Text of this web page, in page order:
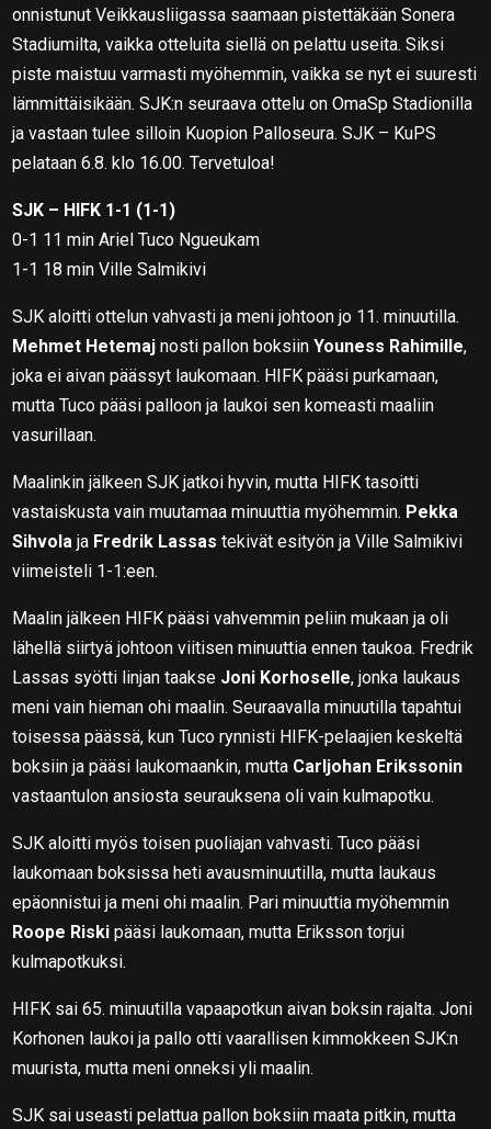
onnistunut Veikkausliigassa saamaan pistettäkään Sonera
Stadiumilta, vaikka otteluita siellä on pelattu useita. Siksi
piste maistuu varmasti myöhemmin, vaikka se nyt ei suuresti
lämmittäisikään. SJK:n seuraava ottelu on OmaSp Stadionilla
ja vastaan tulee silloin Kuopion Palloseura. SJK – KuPS
pelataan 6.8. klo 16.00. Tervetuloa!
SJK – HIFK 1-1 (1-1)
0-1 11 min Ariel Tuco Ngueukam
1-1 18 min Ville Salmikivi
SJK aloitti ottelun vahvasti ja meni johtoon jo 11. minuutilla.
Mehmet Hetemaj nosti pallon boksiinYouness Rahimille,
joka ei aivan päässyt laukomaan. HIFK pääsi purkamaan,
mutta Tuco pääsi palloon ja laukoi sen komeasti maaliin
vasurillaan.
Maalinkin jälkeen SJK jatkoi hyvin, mutta HIFK tasoitti
vastaiskusta vain muutamaa minuuttia myöhemmin. Pekka
Sihvola ja Fredrik Lassas tekivät esityön ja Ville Salmikivi
viimeisteli 1-1:een.
Maalin jälkeen HIFK pääsi vahvemmin peliin mukaan ja oli
lähellä siirtyä johtoon viitisen minuuttia ennen taukoa. Fredrik
Lassas syötti linjan taakse Joni Korhoselle, jonka laukaus
meni vain hieman ohi maalin. Seuraavalla minuutilla tapahtui
toisessa päässä, kun Tuco rynnisti HIFK-pelaajien keskeltä
boksiin ja pääsi laukomaankin, mutta Carljohan Erikssonin
vastaantulon ansiosta seurauksena oli vain kulmapotku.
SJK aloitti myös toisen puoliajan vahvasti. Tuco pääsi
laukomaan boksissa heti avausminuutilla, mutta laukaus
epäonnistui ja meni ohi maalin. Pari minuuttia myöhemmin
Roope Riski pääsi laukomaan, mutta Eriksson torjui
kulmapotkuksi.
HIFK sai 65. minuutilla vapaapotkun aivan boksin rajalta. Joni
Korhonen laukoi ja pallo otti vaarallisen kimmokkeen SJK:n
muurista, mutta meni onneksi yli maalin.
SJK sai useasti pelattua pallon boksiin maata pitkin, mutta